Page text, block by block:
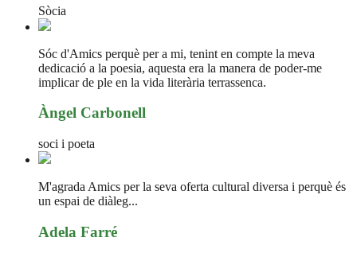
Sòcia
Sóc d'Amics perquè per a mi, tenint en compte la meva
dedicació a la poesia, aquesta era la manera de poder-me
implicar de ple en la vida literària terrassenca.
Àngel Carbonell
soci i poeta
M'agrada Amics per la seva oferta cultural diversa i perquè és
un espai de diàleg...
Adela Farré